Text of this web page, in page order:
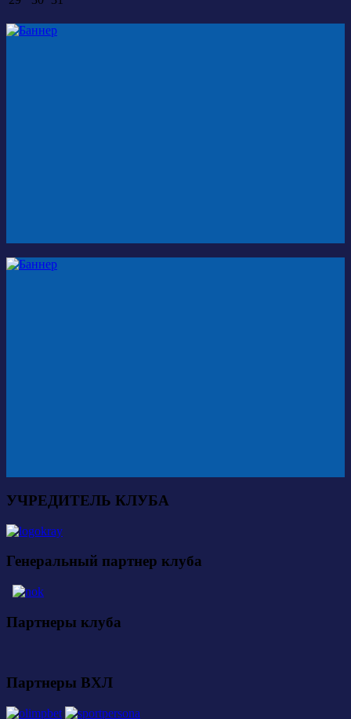
УЧРЕДИТЕЛЬ КЛУБА
Генеральный партнер клуба
Партнеры клуба
Партнеры ВХЛ